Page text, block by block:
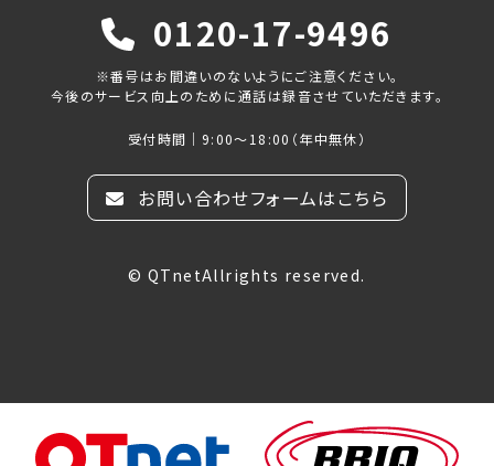
0120-17-9496
※番号はお間違いのないようにご注意ください。
今後のサービス向上のために通話は録音させていただきます。
受付時間｜9:00～18:00（年中無休）
お問い合わせフォームはこちら
© QTnetAllrights reserved.